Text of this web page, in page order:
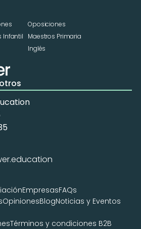
Infantil
Oposiciones
Maestros Primaria
Inglés
EmpresasFAQs
OpinionesBlogNoticias y Eventos
Términos y condiciones B2B